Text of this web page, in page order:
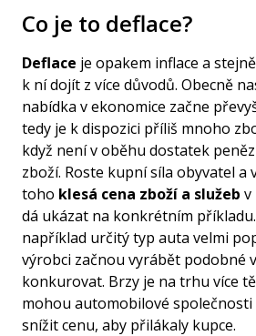
Co je to deflace?
Deflace je opakem inflace a
k ní dojít z více důvodů. Obecně
nabídka v ekonomice začne
tedy je k dispozici příliš mnoho
když není v oběhu dostatek
zboží. Roste kupní síla obyvatel a
toho klesá cena zboží a služeb v
dá ukázat na konkrétním
například určitý typ auta velmi
výrobci začnou vyrábět podobné
konkurovat. Brzy je na trhu více
mohou automobilové
snížit cenu, aby přilákaly kupce.